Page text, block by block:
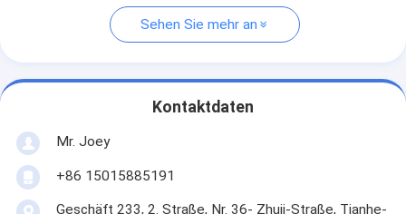
Sehen Sie mehr an
Kontaktdaten
Mr. Joey
+86 15015885191
Geschäft 233, 2. Straße, Nr. 36- Zhuji-Straße, Tianhe-